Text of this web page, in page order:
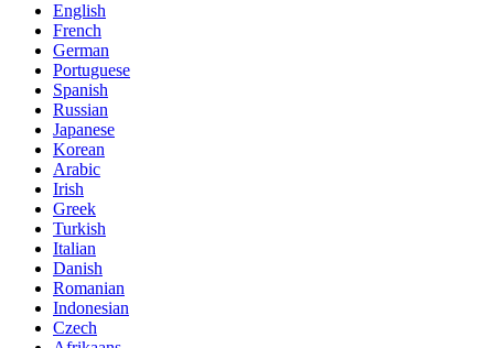
English
French
German
Portuguese
Spanish
Russian
Japanese
Korean
Arabic
Irish
Greek
Turkish
Italian
Danish
Romanian
Indonesian
Czech